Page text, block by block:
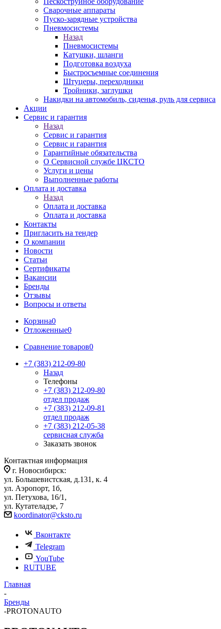
Сварочные аппараты
Пуско-зарядные устройства
Пневмосистемы
Назад
Пневмосистемы
Катушки, шланги
Подготовка воздуха
Быстросъемные соединения
Штуцеры, переходники
Тройники, заглушки
Накидки на автомобиль, сиденья, руль для сервиса
Акции
Сервис и гарантия
Назад
Сервис и гарантия
Сервис и гарантия
Гарантийные обязательства
О Сервисной службе ЦКСТО
Услуги и цены
Выполненные работы
Оплата и доставка
Назад
Оплата и доставка
Оплата и доставка
Контакты
Пригласить на тендер
О компании
Новости
Статьи
Сертификаты
Вакансии
Бренды
Отзывы
Вопросы и ответы
Корзина0
Отложенные0
Сравнение товаров0
+7 (383) 212-09-80
Назад
Телефоны
+7 (383) 212-09-80
отдел продаж
+7 (383) 212-09-81
отдел продаж
+7 (383) 212-05-38
сервисная служба
Заказать звонок
Контактная информация
г. Новосибирск:
ул. Большевистская, д.131, к. 4
ул. Аэропорт, 1б,
ул. Петухова, 16/1,
ул. Кутателадзе, 7
koordinator@cksto.ru
Вконтакте
Telegram
YouTube
RUTUBE
Главная
-
Бренды
-PROTONAUTO